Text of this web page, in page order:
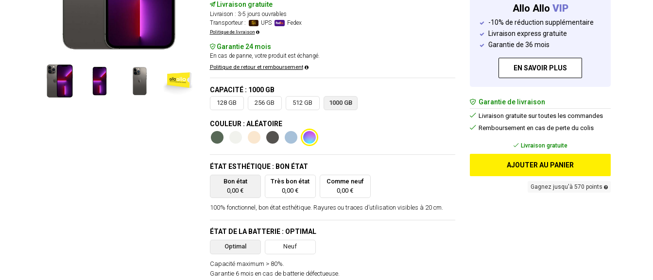
Livraison gratuite
Livraison : 3-5 jours ouvrables
Transporteur :
UPS Fedex
Politique de livraison
Garantie 24 mois
En cas de panne, votre produit est échangé.
Politique de retour et remboursement
CAPACITÉ : 1000 GB
128 GB 256 GB 512 GB 1000 GB
COULEUR : ALÉATOIRE
ÉTAT ESTHÉTIQUE : BON ÉTAT
Bon état
0,00 €
Très bon état
0,00 €
Comme neuf
0,00 €
100% fonctionnel, bon état esthétique. Rayures ou traces d’utilisation visibles à 20 cm.
ÉTAT DE LA BATTERIE : OPTIMAL
Optimal Neuf
Capacité maximum > 80%.
Garantie 6 mois en cas de batterie défectueuse.
Allo Allo VIP
-10% de réduction supplémentaire
Livraison express gratuite
Garantie de 36 mois
EN SAVOIR PLUS
Garantie de livraison
Livraison gratuite sur toutes les commandes
Remboursement en cas de perte du colis
Livraison gratuite
AJOUTER AU PANIER
Gagnez jusqu'à 570 points